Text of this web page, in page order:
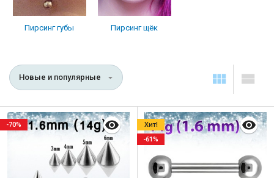
Пирсинг губы Пирсинг щёк
Новые и популярные
-70%
Хит!
-61%